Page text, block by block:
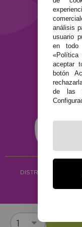
DISTRIBUCIÓN
análisis
usuario
en todo
«Política
aceptar
botón
de las